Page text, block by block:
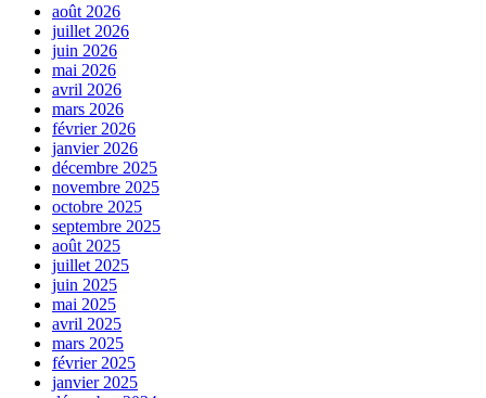
août 2026
juillet 2026
juin 2026
mai 2026
avril 2026
mars 2026
février 2026
janvier 2026
décembre 2025
novembre 2025
octobre 2025
septembre 2025
août 2025
juillet 2025
juin 2025
mai 2025
avril 2025
mars 2025
février 2025
janvier 2025